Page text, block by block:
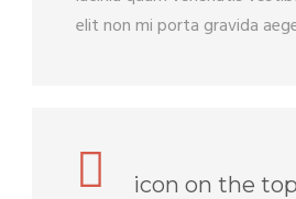
elit non mi porta gravida
icon on the top